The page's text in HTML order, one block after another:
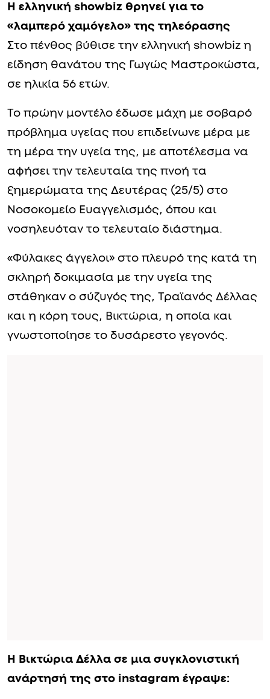
Η ελληνική showbiz θρηνεί για το
«λαμπερό χαμόγελο» της τηλεόρασης
Στο πένθος βύθισε την ελληνική showbiz η
είδηση θανάτου της Γωγώς Μαστροκώστα,
σε ηλικία 56 ετών.
Το πρώην μοντέλο έδωσε μάχη με σοβαρό
πρόβλημα υγείας που επιδείνωνε μέρα με
τη μέρα την υγεία της, με αποτέλεσμα να
αφήσει την τελευταία της πνοή τα
ξημερώματα της Δευτέρας (25/5) στο
Νοσοκομείο Ευαγγελισμός, όπου και
νοσηλευόταν το τελευταίο διάστημα.
«Φύλακες άγγελοι» στο πλευρό της κατά τη
σκληρή δοκιμασία με την υγεία της
στάθηκαν ο σύζυγός της, Τραϊανός Δέλλας
και η κόρη τους, Βικτώρια, η οποία και
γνωστοποίησε το δυσάρεστο γεγονός.
Η Βικτώρια Δέλλα σε μια συγκλονιστική
ανάρτησή της στο instagram έγραψε: